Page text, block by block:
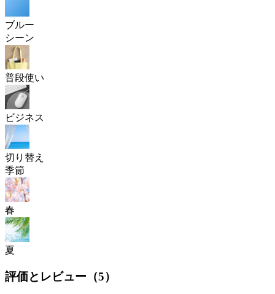
ブルー
シーン
普段使い
ビジネス
切り替え
季節
春
夏
評価とレビュー（5）